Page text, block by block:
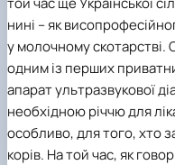
нині – як
у молочному скотарстві.
одним із перших
апарат ультразвукової
необхідною річчю для
особливо, для того, хто
корів. На той час, як